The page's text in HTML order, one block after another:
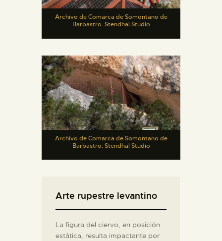
Archivo de Comarca de Somontano de
Barbastro. Stendhal Studio
Archivo de Comarca de Somontano de
Barbastro. Stendhal Studio
Arte rupestre levantino
La figura del ciervo, en posición
estática, resulta impactante por